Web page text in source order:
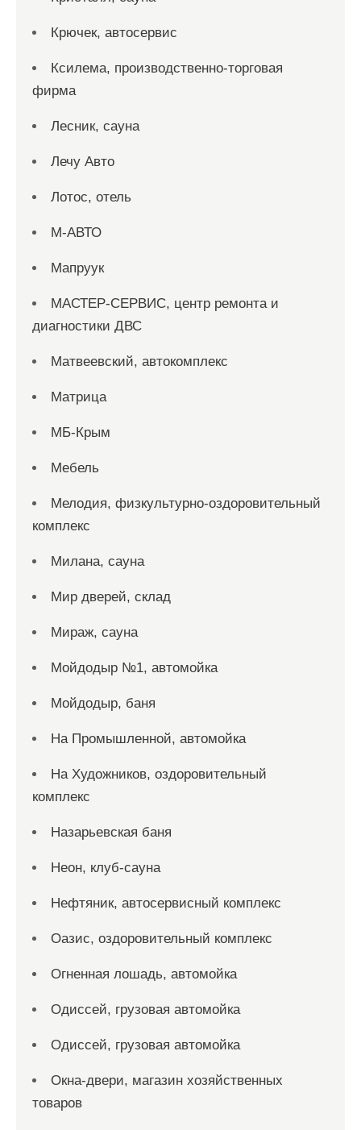
Крючек, автосервис
Ксилема, производственно-торговая
фирма
Лесник, сауна
Лечу Авто
Лотос, отель
М-АВТО
Мапруук
МАСТЕР-СЕРВИС, центр ремонта и
диагностики ДВС
Матвеевский, автокомплекс
Матрица
МБ-Крым
Мебель
Мелодия, физкультурно-оздоровительный
комплекс
Милана, сауна
Мир дверей, склад
Мираж, сауна
Мойдодыр №1, автомойка
Мойдодыр, баня
На Промышленной, автомойка
На Художников, оздоровительный
комплекс
Назарьевская баня
Неон, клуб-сауна
Нефтяник, автосервисный комплекс
Оазис, оздоровительный комплекс
Огненная лошадь, автомойка
Одиссей, грузовая автомойка
Одиссей, грузовая автомойка
Окна-двери, магазин хозяйственных
товаров